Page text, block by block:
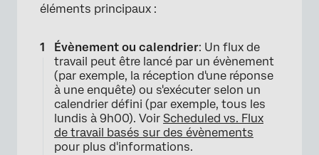
éléments principaux :
Évènement ou calendrier: Un flux de
travail peut être lancé par un évènement
(par exemple, la réception d'une réponse
à une enquête) ou s'exécuter selon un
calendrier défini (par exemple, tous les
lundis à 9h00). Voir Scheduled vs. Flux
de travail basés sur des évènements
pour plus d'informations.